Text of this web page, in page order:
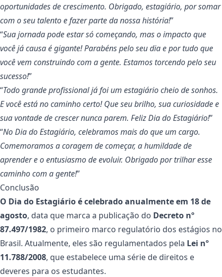
oportunidades de crescimento. Obrigado, estagiário, por somar
com o seu talento e fazer parte da nossa história!”
“Sua jornada pode estar só começando, mas o impacto que
você já causa é gigante! Parabéns pelo seu dia e por tudo que
você vem construindo com a gente. Estamos torcendo pelo seu
sucesso!”
“Todo grande profissional já foi um estagiário cheio de sonhos.
E você está no caminho certo! Que seu brilho, sua curiosidade e
sua vontade de crescer nunca parem. Feliz Dia do Estagiário!”
“No Dia do Estagiário, celebramos mais do que um cargo.
Comemoramos a coragem de começar, a humildade de
aprender e o entusiasmo de evoluir. Obrigado por trilhar esse
caminho com a gente!”
Conclusão
O Dia do Estagiário é celebrado anualmente em 18 de
agosto, data que marca a publicação do Decreto nº
87.497/1982, o primeiro marco regulatório dos estágios no
Brasil. Atualmente, eles são regulamentados pela Lei nº
11.788/2008, que estabelece uma série de direitos e
deveres para os estudantes.